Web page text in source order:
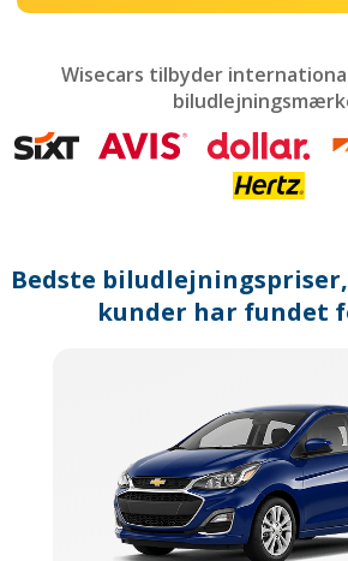
mark
get
the
dates.
Wisecars tilbyder
Bedste biludlejningspriser,
kunder har fundet